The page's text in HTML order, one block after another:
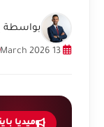
بواسطة
ميديا